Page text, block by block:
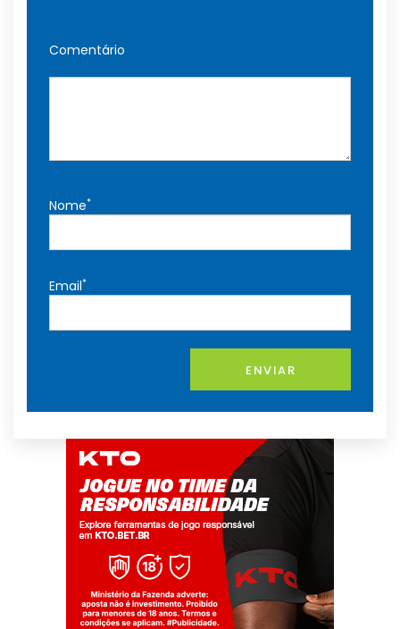
Comentário
Nome*
Email*
ENVIAR